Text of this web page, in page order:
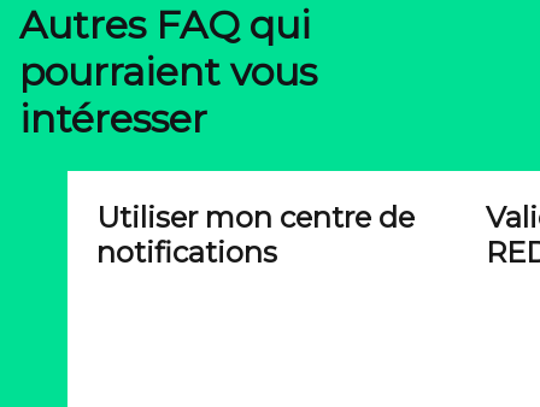
Autres FAQ qui
pourraient vous
intéresser
Utiliser mon centre de
notifications